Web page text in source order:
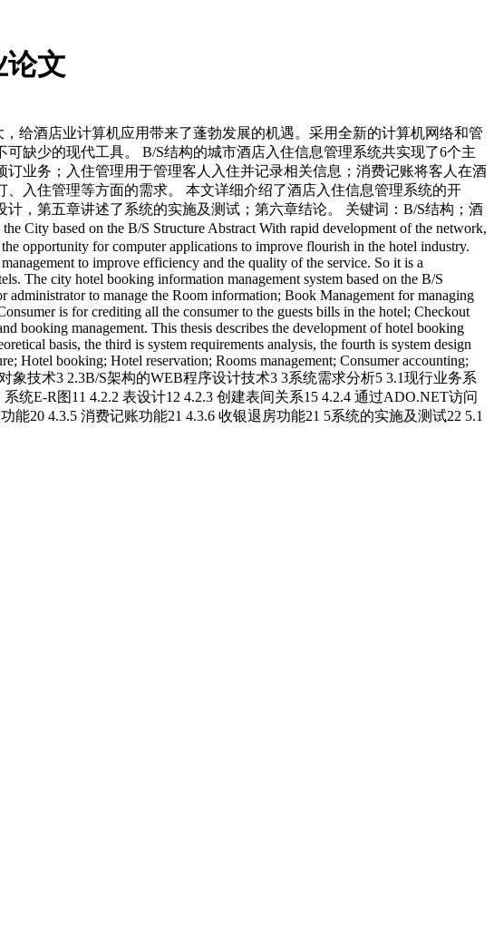
论文
给酒店业计算机应用带来了蓬勃发展的机遇。采用全新的计算机网络和管
缺少的现代工具。 B/S结构的城市酒店入住信息管理系统共实现了6个主
业务；入住管理用于管理客人入住并记录相关信息；消费记账将客人在酒
入住管理等方面的需求。 本文详细介绍了酒店入住信息管理系统的开
，第五章讲述了系统的实施及测试；第六章结论。 关键词：B/S结构；酒
based on the B/S Structure Abstract With rapid development of the network,
opportunity for computer applications to improve flourish in the hotel industry.
to improve efficiency and the quality of the service. So it is a
The city hotel booking information management system based on the B/S
administrator to manage the Room information; Book Management for managing
is for crediting all the consumer to the guests bills in the hotel; Checkout
booking management. This thesis describes the development of hotel booking
basis, the third is system requirements analysis, the fourth is system design
Hotel booking; Hotel reservation; Rooms management; Consumer accounting;
象技术3 2.3B/S架构的WEB程序设计技术3 3系统需求分析5 3.1现行业务系
统E-R图11 4.2.2 表设计12 4.2.3 创建表间关系15 4.2.4 通过ADO.NET访问
20 4.3.5 消费记账功能21 4.3.6 收银退房功能21 5系统的实施及测试22 5.1